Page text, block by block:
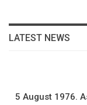
LATEST NEWS
5 August 1976.